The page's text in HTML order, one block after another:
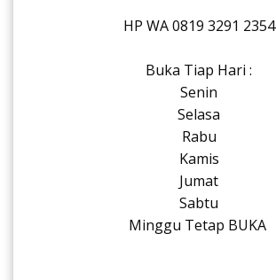
HP WA 0819 3291 2354
Buka Tiap Hari :
Senin
Selasa
Rabu
Kamis
Jumat
Sabtu
Minggu Tetap BUKA